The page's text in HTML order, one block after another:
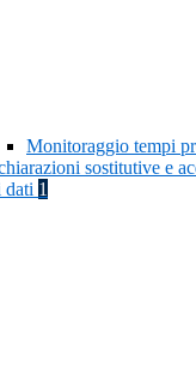
Monitoraggio tempi
sostitutive e
dati 1